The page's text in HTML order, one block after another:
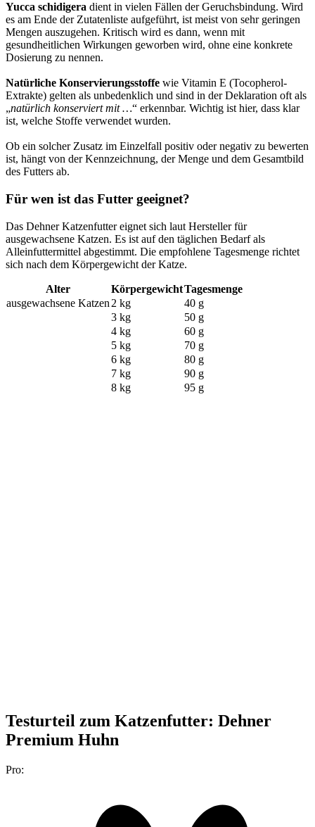
Yucca schidigera dient in vielen Fällen der Geruchsbindung. Wird
es am Ende der Zutatenliste aufgeführt, ist meist von sehr geringen
Mengen auszugehen. Kritisch wird es dann, wenn mit
gesundheitlichen Wirkungen geworben wird, ohne eine konkrete
Dosierung zu nennen.
Natürliche Konservierungsstoffe wie Vitamin E (Tocopherol-
Extrakte) gelten als unbedenklich und sind in der Deklaration oft als
„natürlich konserviert mit …“ erkennbar. Wichtig ist hier, dass klar
ist, welche Stoffe verwendet wurden.
Ob ein solcher Zusatz im Einzelfall positiv oder negativ zu bewerten
ist, hängt von der Kennzeichnung, der Menge und dem Gesamtbild
des Futters ab.
Für wen ist das Futter geeignet?
Das Dehner Katzenfutter eignet sich laut Hersteller für
ausgewachsene Katzen. Es ist auf den täglichen Bedarf als
Alleinfuttermittel abgestimmt. Die empfohlene Tagesmenge richtet
sich nach dem Körpergewicht der Katze.
Alter KörpergewichtTagesmenge
ausgewachsene Katzen 2 kg
40 g
3 kg
50 g
4 kg
60 g
5 kg
70 g
6 kg
80 g
7 kg
90 g
8 kg
95 g
Testurteil zum Katzenfutter: Dehner
Premium Huhn
Pro: